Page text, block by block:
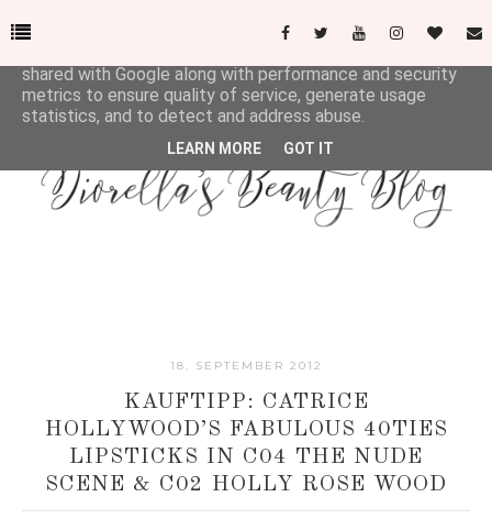
18. SEPTEMBER 2012
KAUFTIPP: CATRICE
HOLLYWOOD’S FABULOUS 40TIES
LIPSTICKS IN C04 THE NUDE
SCENE & C02 HOLLY ROSE WOOD
This site uses cookies from Google to deliver its services
shared with Google along with performance and security
metrics to ensure quality of service, generate usage
statistics, and to detect and address abuse.
LEARN MORE GOT IT